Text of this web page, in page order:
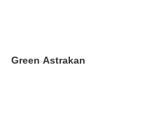
Green Astrakan